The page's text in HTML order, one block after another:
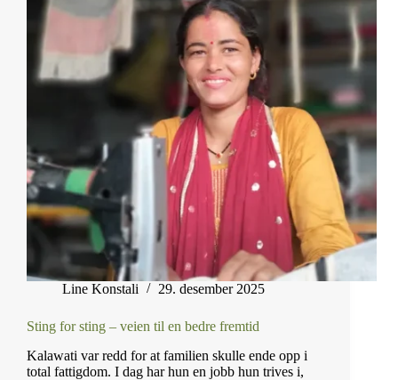
Line Konstali 29. desember 2025
Sting for sting – veien til en bedre fremtid
Kalawati var redd for at familien skulle ende opp i
total fattigdom. I dag har hun en jobb hun trives i,